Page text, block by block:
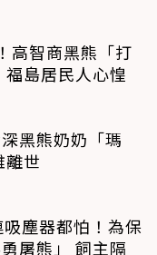
高智商黑熊「打
島居民人心惶
黑熊奶奶「瑪
離世
塵器都怕！為保
屠熊」 飼主隔